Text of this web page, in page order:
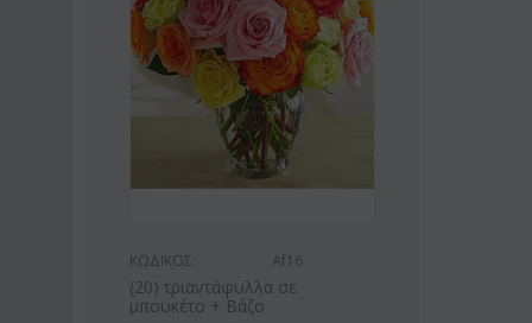
Af16
(20) τριαντάφυλλα σε
μπουκέτο + Βάζο